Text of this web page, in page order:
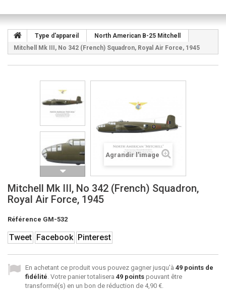
Type d'appareil
North American B-25 Mitchell
Mitchell Mk III, No 342 (French) Squadron, Royal Air Force, 1945
Agrandir l'image
Mitchell Mk III, No 342 (French) Squadron,
Royal Air Force, 1945
Référence GM-532
Tweet Facebook Pinterest
En achetant ce produit vous pouvez gagner jusqu'à 49 points de
fidélité. Votre panier totalisera 49 points pouvant être
transformé(s) en un bon de réduction de 4,90 €.